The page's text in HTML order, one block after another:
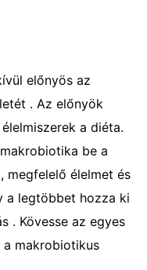
előnyös az
. Az előnyök
a diéta.
be a
megfelelő élelmet és
a legtöbbet hozza ki
. Kövesse az egyes
a makrobiotikus